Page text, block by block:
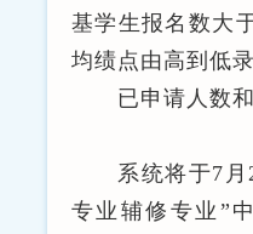
基学生报名数大
均绩点由高到低录
已申请人数
系统将于7月
专业辅修专业”